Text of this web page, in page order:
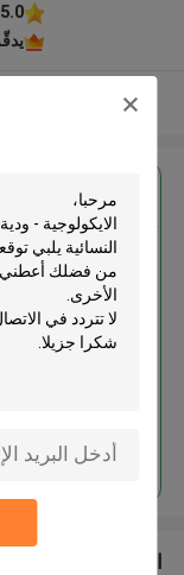
5.0
المنتجات الموصى بها